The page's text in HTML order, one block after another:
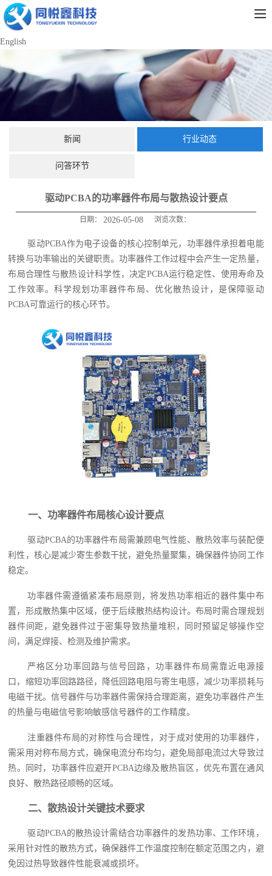
English
新闻 行业动态
问答环节
驱动PCBA的功率器件布局与散热设计要点
日期： 2026-05-08 浏览次数：
驱动PCBA作为电子设备的核心控制单元，功率器件承担着电能
转换与功率输出的关键职责。功率器件工作过程中会产生一定热量，
布局合理性与散热设计科学性，决定PCBA运行稳定性、使用寿命及
工作效率。科学规划功率器件布局、优化散热设计，是保障驱动
PCBA可靠运行的核心环节。
一、功率器件布局核心设计要点
驱动PCBA的功率器件布局需兼顾电气性能、散热效率与装配便
利性，核心是减少寄生参数干扰，避免热量聚集，确保器件协同工作
稳定。
功率器件需遵循紧凑布局原则，将发热功率相近的器件集中布
置，形成散热集中区域，便于后续散热结构设计。布局时需合理规划
器件间距，避免器件过于密集导致热量堆积，同时预留足够操作空
间，满足焊接、检测及维护需求。
严格区分功率回路与信号回路，功率器件布局需靠近电源接
口，缩短功率回路路径，降低回路电阻与寄生电感，减少功率损耗与
电磁干扰。信号器件与功率器件需保持合理距离，避免功率器件产生
的热量与电磁信号影响敏感信号器件的工作精度。
注重器件布局的对称性与合理性，对于成对使用的功率器件，
需采用对称布局方式，确保电流分布均匀，避免局部电流过大导致过
热。同时，功率器件应避开PCBA边缘及散热盲区，优先布置在通风
良好、散热路径顺畅的区域。
二、散热设计关键技术要求
驱动PCBA的散热设计需结合功率器件的发热功率、工作环境，
采用针对性的散热方式，确保器件工作温度控制在额定范围之内，避
免因过热导致器件性能衰减或损坏。